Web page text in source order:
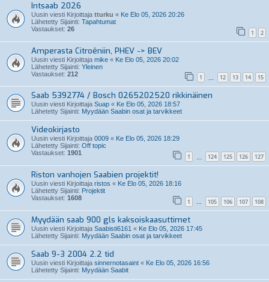
Intsaab 2026
Uusin viesti Kirjoittaja tturku « Ke Elo 05, 2026 20:26
Lähetetty Sijainti: Tapahtumat
Vastaukset: 26 1 2
Amperasta Citroêniin, PHEV -> BEV
Uusin viesti Kirjoittaja mike « Ke Elo 05, 2026 20:02
Lähetetty Sijainti: Yleinen
Vastaukset: 212 1 12 13 14 15
Saab 5392774 / Bosch 0265202520 rikkinäinen
Uusin viesti Kirjoittaja Suap « Ke Elo 05, 2026 18:57
Lähetetty Sijainti: Myydään Saabin osat ja tarvikkeet
Videokirjasto
Uusin viesti Kirjoittaja 0009 « Ke Elo 05, 2026 18:29
Lähetetty Sijainti: Off topic
Vastaukset: 1901 1 124 125 126 127
Riston vanhojen Saabien projektit!
Uusin viesti Kirjoittaja ristos « Ke Elo 05, 2026 18:16
Lähetetty Sijainti: Projektit
Vastaukset: 1608 1 … 105 106 107 108
Myydään saab 900 gls kaksoiskaasuttimet
Uusin viesti Kirjoittaja Saabisti6161 « Ke Elo 05, 2026 17:45
Lähetetty Sijainti: Myydään Saabin osat ja tarvikkeet
Saab 9-3 2004 2.2 tid
Uusin viesti Kirjoittaja sinnernotasaint « Ke Elo 05, 2026 16:56
Lähetetty Sijainti: Myydään Saabit